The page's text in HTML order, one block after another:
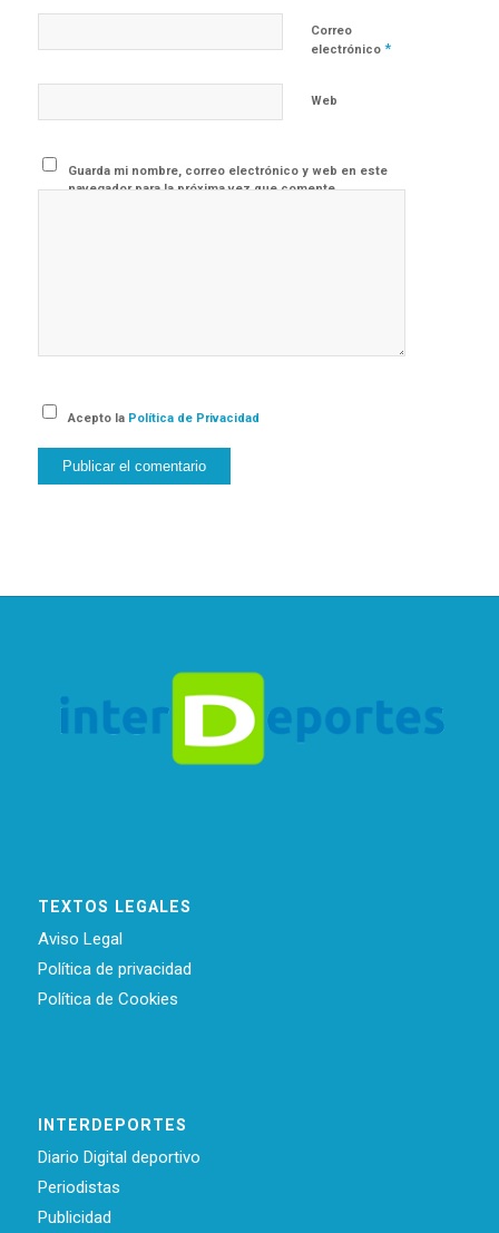
Correo
electrónico *
Web
Guarda mi nombre, correo electrónico y web en este
navegador para la próxima vez que comente.
Acepto la Política de Privacidad
TEXTOS LEGALES
Aviso Legal
Política de privacidad
Política de Cookies
INTERDEPORTES
Diario Digital deportivo
Periodistas
Publicidad